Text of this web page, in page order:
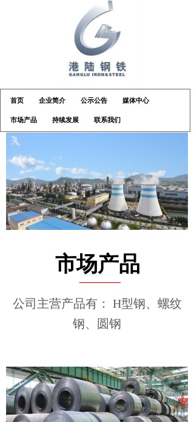
首页 企业简介 公示公告 媒体中心
市场产品 持续发展 联系我们
市场产品
____
公司主营产品有： H型钢、螺纹
钢、圆钢